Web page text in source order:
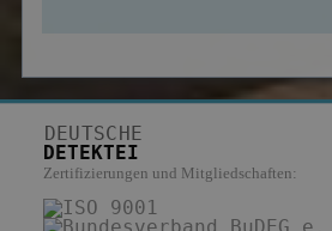
DEUTSCHE
DETEKTEI
Zertifizierungen und Mitgliedschaften: